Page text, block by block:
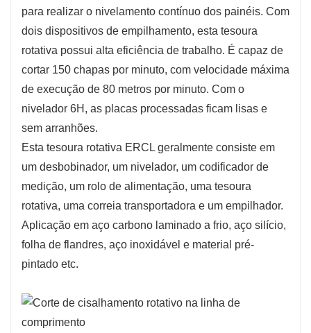
para realizar o nivelamento contínuo dos painéis. Com
dois dispositivos de empilhamento, esta tesoura
rotativa possui alta eficiência de trabalho. É capaz de
cortar 150 chapas por minuto, com velocidade máxima
de execução de 80 metros por minuto. Com o
nivelador 6H, as placas processadas ficam lisas e
sem arranhões.
Esta tesoura rotativa ERCL geralmente consiste em
um desbobinador, um nivelador, um codificador de
medição, um rolo de alimentação, uma tesoura
rotativa, uma correia transportadora e um empilhador.
Aplicação em aço carbono laminado a frio, aço silício,
folha de flandres, aço inoxidável e material pré-
pintado etc.